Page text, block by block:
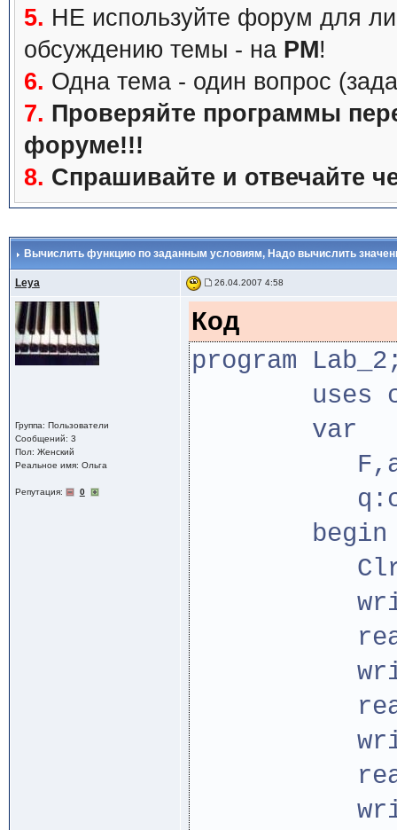
5. НЕ используйте форум для
обсуждению темы - на PM!
6. Одна тема - один вопрос
7. Проверяйте программы
форуме!!!
8. Спрашивайте и отвечайте
Вычислить функцию по заданным условиям, Надо вычислить
Leya 26.04.2007 4:58
Группа: Пользователи
Сообщений: 3
Пол: Женский
Реальное имя: Ольга
Репутация: 0
Код
program
uses
var
begin